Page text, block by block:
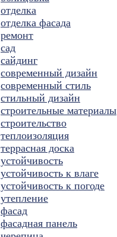
отделка
отделка фасада
ремонт
сад
сайдинг
современный дизайн
современный стиль
стильный дизайн
строительные материалы
строительство
теплоизоляция
террасная доска
устойчивость
устойчивость к влаге
устойчивость к погоде
утепление
фасад
фасадная панель